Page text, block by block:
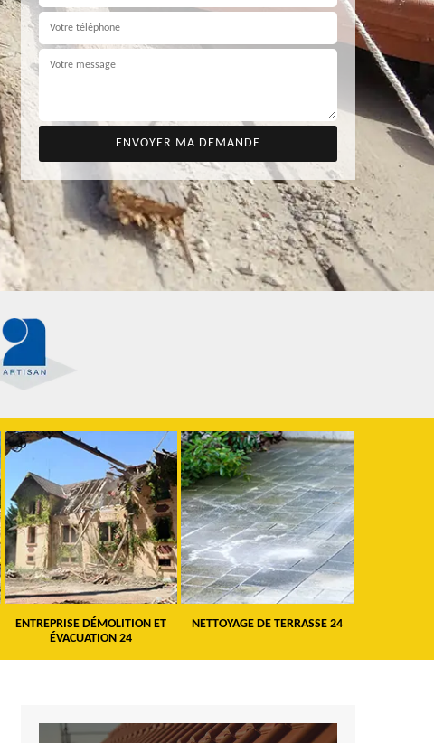
ENTREPRISE DÉMOLITION ET
ÉVACUATION 24
NETTOYAGE DE TERRASSE 24